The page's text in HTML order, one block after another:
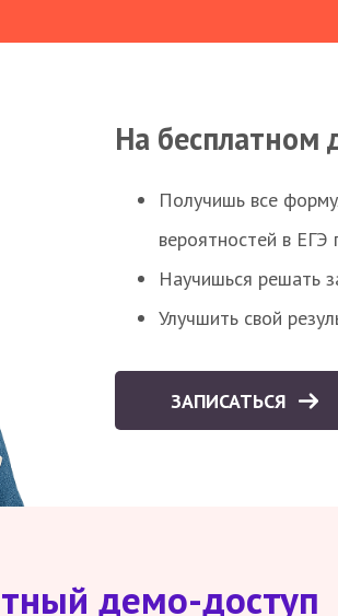
На бесплатном
Получишь все
вероятностей в
Научишься решать
Улучшить свой
ЗАПИСАТЬСЯ
демо-доступ